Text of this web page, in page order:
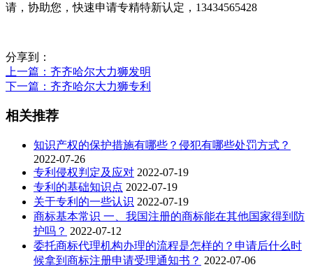
请，协助您，快速申请专精特新认定，13434565428
分享到：
上一篇 ：齐齐哈尔大力狮发明
下一篇 ：齐齐哈尔大力狮专利
相关推荐
知识产权的保护措施有哪些？侵犯有哪些处罚方式？
2022-07-26
专利侵权判定及应对 2022-07-19
专利的基础知识点 2022-07-19
关于专利的一些认识 2022-07-19
商标基本常识 一、我国注册的商标能在其他国家得到防
护吗？ 2022-07-12
委托商标代理机构办理的流程是怎样的？申请后什么时
候拿到商标注册申请受理通知书？ 2022-07-06